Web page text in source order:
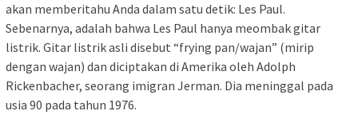
akan memberitahu Anda dalam satu detik: Les Paul.
Sebenarnya, adalah bahwa Les Paul hanya meombak gitar
listrik. Gitar listrik asli disebut “frying pan/wajan” (mirip
dengan wajan) dan diciptakan di Amerika oleh Adolph
Rickenbacher, seorang imigran Jerman. Dia meninggal pada
usia 90 pada tahun 1976.